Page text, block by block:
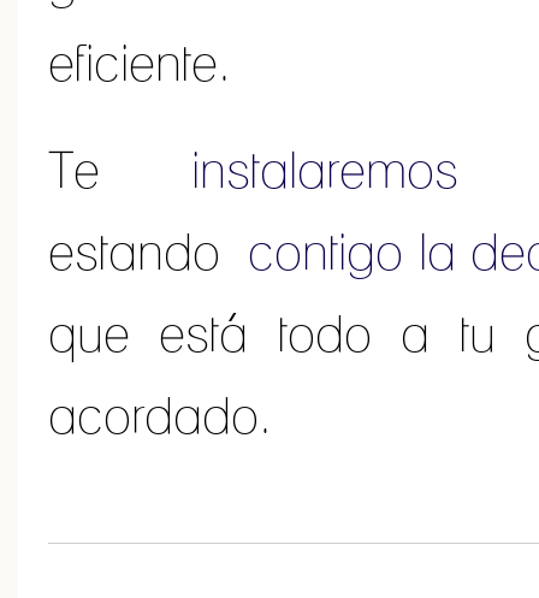
eficiente.
Te instalaremos
estando contigo la
que está todo a tu
acordado.